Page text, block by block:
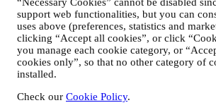
support web functionalities, but you can
uses above (preferences, statistics and
clicking “Accept all cookies”, or click
you manage each cookie category, or
cookies only”, so that no other category of
installed.
Check our Cookie Policy.
kontraktsmessige utførelse av våre e-
FOR Å INFORMERE DEG OM
TILBUD PÅ LE CREUSET-
Dersom du har samtykket til det (for
på nyhetsbrevet vårt når du oppretter en
vil vi sende deg markedsføringsmateriell
initiativer knyttet til Le Creuset, som er
konsernet datterselskaper og lokale